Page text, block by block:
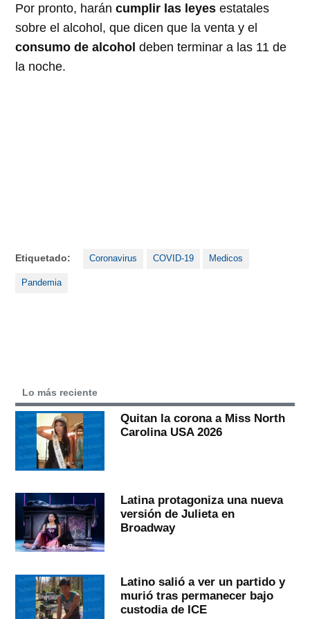
Por pronto, haráncumplir las leyes estatales
sobre el alcohol, que dicen que la venta y el
consumo de alcohol deben terminar a las 11 de
la noche.
Etiquetado: Coronavirus COVID-19 Medicos
Pandemia
Lo más reciente
Quitan la corona a Miss North
Carolina USA 2026
Latina protagoniza una nueva
versión de Julieta en
Broadway
Latino salió a ver un partido y
murió tras permanecer bajo
custodia de ICE